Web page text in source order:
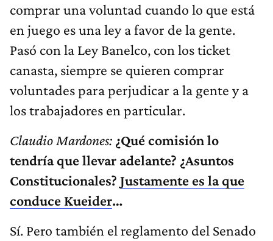
comprar una voluntad cuando lo que está
en juego es una ley a favor de la gente.
Pasó con la Ley Banelco, con los ticket
canasta, siempre se quieren comprar
voluntades para perjudicar a la gente y a
los trabajadores en particular.
Claudio Mardones: ¿Qué comisión lo
tendría que llevar adelante? ¿Asuntos
Constitucionales? Justamente es la que
conduce Kueider…
Sí. Pero también el reglamento del Senado